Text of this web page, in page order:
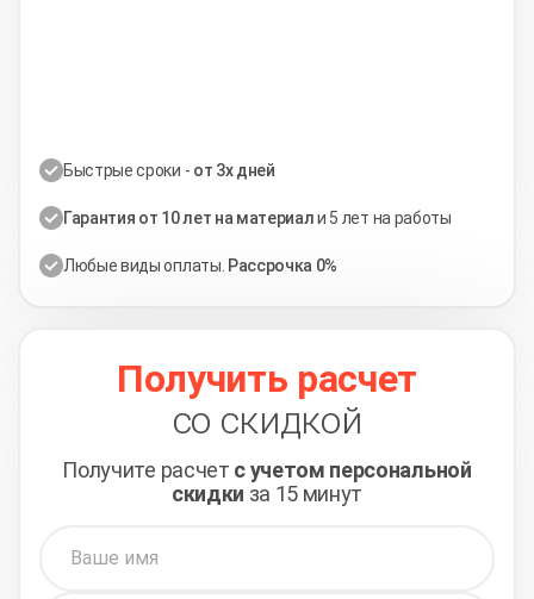
Быстрые сроки - от 3х дней
Гарантия от 10 лет на материали 5 лет на работы
Любые виды оплаты. Рассрочка 0%
Получить расчет
со скидкой
Получите расчет с учетом персональной
скидки за 15 минут